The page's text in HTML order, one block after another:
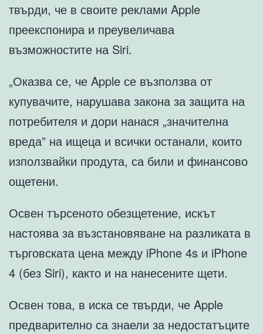
твърди, че в своите реклами Apple
преекспонира и преувеличава
възможностите на Siri.
„Оказва се, че Apple се възползва от
купувачите, нарушава закона за защита на
потребителя и дори нанася „значителна
вреда” на ищеца и всички останали, които
използвайки продута, са били и финансово
ощетени.
Освен търсеното обезщетение, искът
настоява за възстановяване на разликата в
търговската цена между iPhone 4s и iPhone
4 (без Siri), както и на нанесените щети.
Освен това, в иска се твърди, че Apple
предварително са знаели за недостатъците